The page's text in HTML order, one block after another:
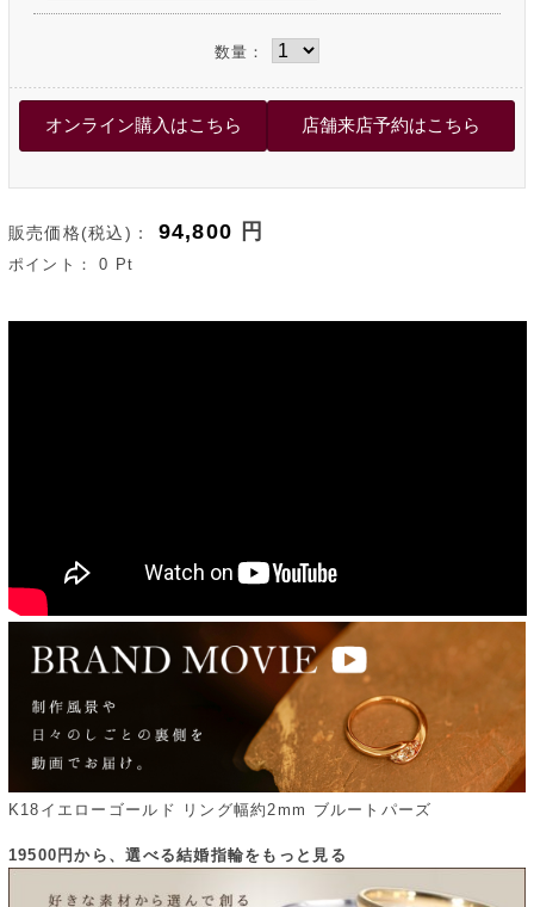
数量：
販売価格(税込)： 94,800 円
ポイント：0 Pt
K18イエローゴールド リング幅約2mm ブルートパーズ
19500円から、選べる結婚指輪をもっと見る